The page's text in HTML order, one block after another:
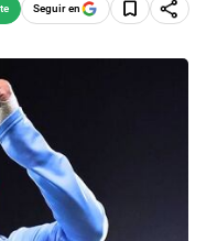
Seguir en